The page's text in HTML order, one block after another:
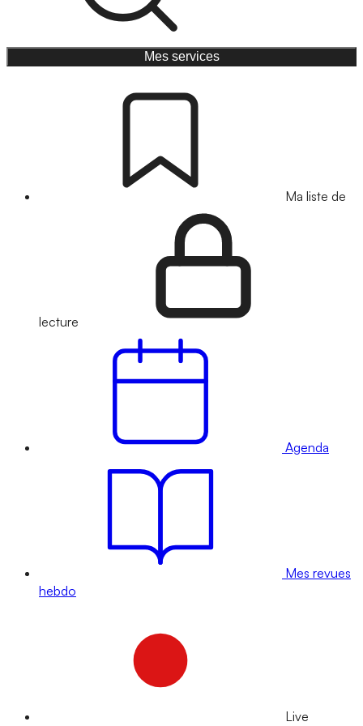
Mes services
Ma liste de
lecture
Agenda
Mes revues
hebdo
Live